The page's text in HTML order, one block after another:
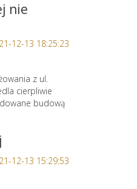
nie
12-13 18:25:23
z ul.
cierpliwie
budową
12-13 15:29:53